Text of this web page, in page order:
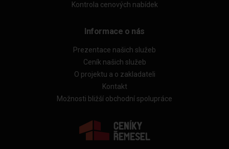
Kontrola cenových nabídek
Informace o nás
Prezentace našich služeb
Ceník našich služeb
O projektu a o zakladateli
Kontakt
Možnosti bližší obchodní spolupráce